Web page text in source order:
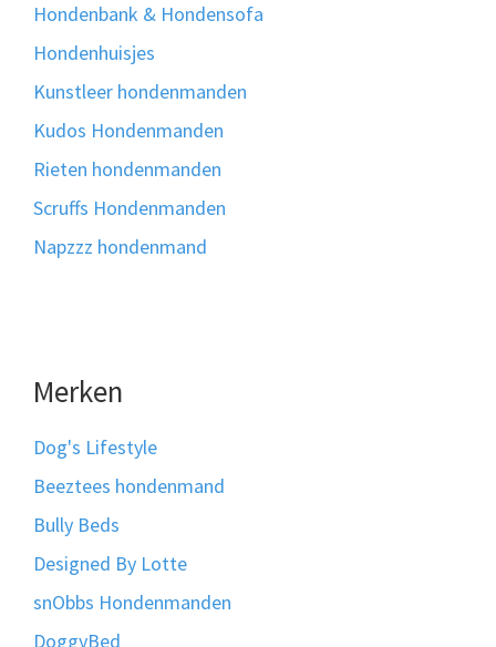
Hondenbank & Hondensofa
Hondenhuisjes
Kunstleer hondenmanden
Kudos Hondenmanden
Rieten hondenmanden
Scruffs Hondenmanden
Napzzz hondenmand
Merken
Dog's Lifestyle
Beeztees hondenmand
Bully Beds
Designed By Lotte
snObbs Hondenmanden
DoggyBed